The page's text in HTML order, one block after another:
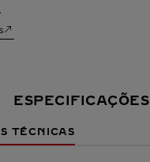
ESPECIFICAÇÕES
TÉCNICAS